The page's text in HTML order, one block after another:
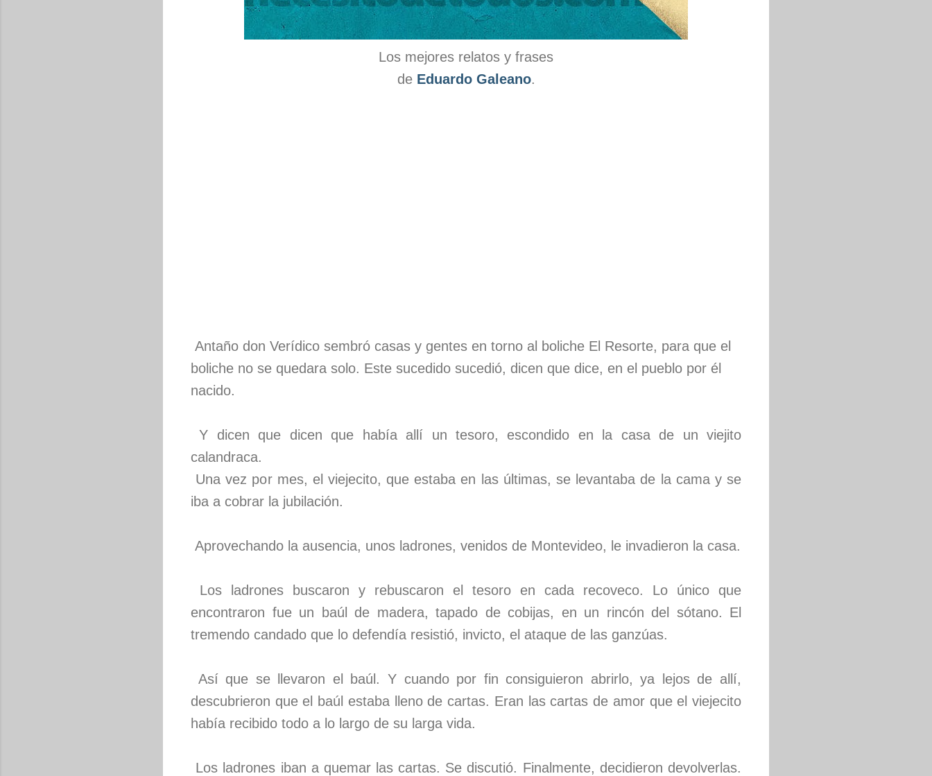
Los mejores relatos y frases
de Eduardo Galeano.
Antaño don Verídico sembró casas y gentes en torno al boliche El Resorte, para que el
boliche no se quedara solo. Este sucedido sucedió, dicen que dice, en el pueblo por él
nacido.
Y dicen que dicen que había allí un tesoro, escondido en la casa de un viejito
calandraca.
Una vez por mes, el viejecito, que estaba en las últimas, se levantaba de la cama y se
iba a cobrar la jubilación.
Aprovechando la ausencia, unos ladrones, venidos de Montevideo, le invadieron la casa.
Los ladrones buscaron y rebuscaron el tesoro en cada recoveco. Lo único que
encontraron fue un baúl de madera, tapado de cobijas, en un rincón del sótano. El
tremendo candado que lo defendía resistió, invicto, el ataque de las ganzúas.
Así que se llevaron el baúl. Y cuando por fin consiguieron abrirlo, ya lejos de allí,
descubrieron que el baúl estaba lleno de cartas. Eran las cartas de amor que el viejecito
había recibido todo a lo largo de su larga vida.
Los ladrones iban a quemar las cartas. Se discutió. Finalmente, decidieron devolverlas.